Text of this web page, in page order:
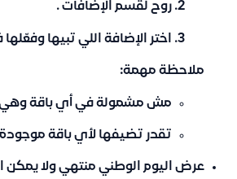
روح لقسم الإضافات .
اختر الإضافة اللي تبيها وفعّلها
ملاحظة مهمة:
مش مشمولة في أي باقة وهي
تقدر تضيفها لأي باقة موجودة
عرض اليوم الوطني منتهي ولا يمكن